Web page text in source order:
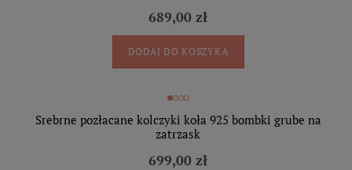
689,00 zł
DODAJ DO KOSZYKA
Srebrne pozłacane kolczyki koła 925 bombki grube na
zatrzask
699,00 zł